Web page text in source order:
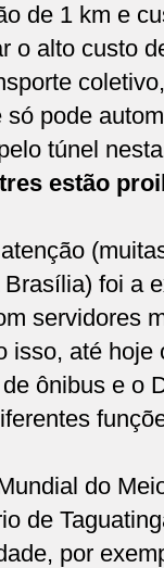
de 1 km e
o alto custo
só pode
túnel
estão
foi a
servidores
isso, até
ônibus e o
do
de
por